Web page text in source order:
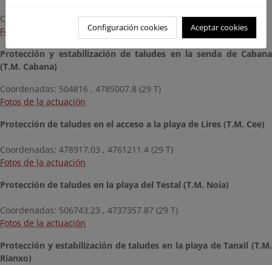
Coordenadas: 515054.63 , 4796745.1 (29 T)
Fotos de la actuación
Protección y estabilización de taludes en la senda de Cabana
(T.M. Cabana)
Coordenadas: 504816 , 4785007.8 (29 T)
Fotos de la actuación
Protección de taludes en el acceso a la playa de Lires (T.M. Cee)
Coordenadas: 478917.03 , 4761211.4 (29 T)
Fotos de la actuación
Protección de taludes en la playa del Testal (T.M. Noia)
Coordenadas: 506743.23 , 4737357.87 (29 T)
Fotos de la actuación
Protección y estabilización de taludes en la playa de Tanxil (T.M.
Rianxo)
Configuración cookies Aceptar cookies